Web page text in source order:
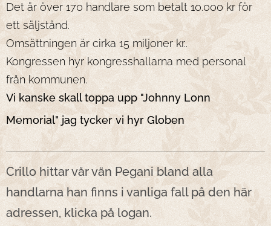
Det är över 170 handlare som betalt 10.000 kr för
ett säljstånd.
Omsättningen är cirka 15 miljoner kr..
Kongressen hyr kongresshallarna med personal
från kommunen.
Vi kanske skall toppa upp "Johnny Lonn
Memorial" jag tycker vi hyr Globen😂
Crillo hittar vår vän Pegani bland alla
handlarna han finns i vanliga fall på den här
adressen, klicka på logan.